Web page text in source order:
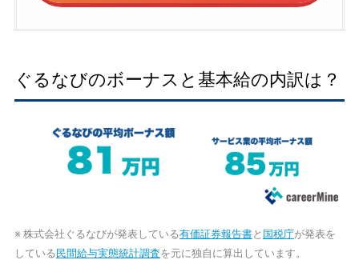
ぐるなびのボーナスと基本給の内訳は？
※ 株式会社ぐるなびが発表している有価証券報告書と 国税庁が発表を
している 民間給与実態統計調査を元に独自に算出しています。